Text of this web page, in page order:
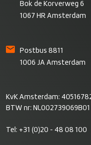
Bok de Korverweg 6
1067 HR Amsterdam
Postbus 8811
1006 JA Amsterdam
KvK Amsterdam:
BTW nr: NL002739069B01
Tel: +31 (0)20 - 48 08 100